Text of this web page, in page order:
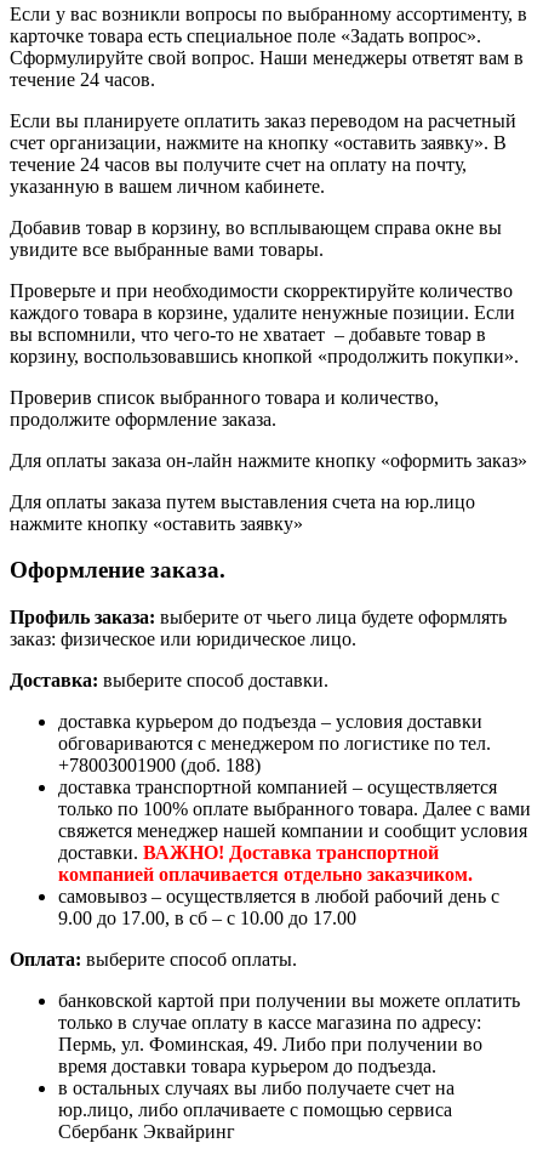
Если у вас возникли вопросы по выбранному ассортименту, в
карточке товара есть специальное поле «Задать вопрос».
Сформулируйте свой вопрос. Наши менеджеры ответят вам в
течение 24 часов.
Если вы планируете оплатить заказ переводом на расчетный
счет организации, нажмите на кнопку «оставить заявку». В
течение 24 часов вы получите счет на оплату на почту,
указанную в вашем личном кабинете.
Добавив товар в корзину, во всплывающем справа окне вы
увидите все выбранные вами товары.
Проверьте и при необходимости скорректируйте количество
каждого товара в корзине, удалите ненужные позиции. Если
вы вспомнили, что чего-то не хватает – добавьте товар в
корзину, воспользовавшись кнопкой «продолжить покупки».
Проверив список выбранного товара и количество,
продолжите оформление заказа.
Для оплаты заказа он-лайн нажмите кнопку «оформить заказ»
Для оплаты заказа путем выставления счета на юр.лицо
нажмите кнопку «оставить заявку»
Оформление заказа.
Профиль заказа: выберите от чьего лица будете оформлять
заказ: физическое или юридическое лицо.
Доставка: выберите способ доставки.
доставка курьером до подъезда – условия доставки
обговариваются с менеджером по логистике по тел.
+78003001900 (доб. 188)
доставка транспортной компанией – осуществляется
только по 100% оплате выбранного товара. Далее с вами
свяжется менеджер нашей компании и сообщит условия
доставки. ВАЖНО! Доставка транспортной
компанией оплачивается отдельно заказчиком.
самовывоз – осуществляется в любой рабочий день с
9.00 до 17.00, в сб – с 10.00 до 17.00
Оплата: выберите способ оплаты.
банковской картой при получении вы можете оплатить
только в случае оплату в кассе магазина по адресу:
Пермь, ул. Фоминская, 49. Либо при получении во
время доставки товара курьером до подъезда.
в остальных случаях вы либо получаете счет на
юр.лицо, либо оплачиваете с помощью сервиса
Сбербанк Эквайринг